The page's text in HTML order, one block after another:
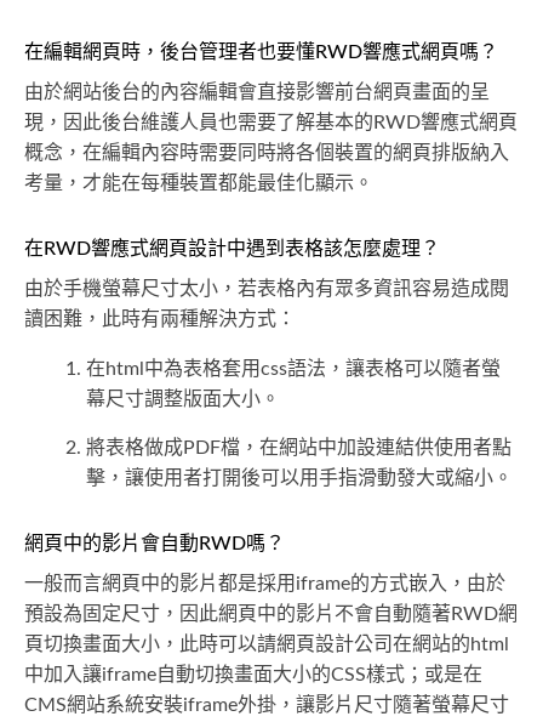
在編輯網頁時，後台管理者也要懂RWD響應式網頁嗎？
由於網站後台的內容編輯會直接影響前台網頁畫面的呈
現，因此後台維護人員也需要了解基本的RWD響應式網頁
概念，在編輯內容時需要同時將各個裝置的網頁排版納入
考量，才能在每種裝置都能最佳化顯示。
在RWD響應式網頁設計中遇到表格該怎麼處理？
由於手機螢幕尺寸太小，若表格內有眾多資訊容易造成閱
讀困難，此時有兩種解決方式：
在html中為表格套用css語法，讓表格可以隨者螢
幕尺寸調整版面大小。
將表格做成PDF檔，在網站中加設連結供使用者點
擊，讓使用者打開後可以用手指滑動發大或縮小。
網頁中的影片會自動RWD嗎？
一般而言網頁中的影片都是採用iframe的方式嵌入，由於
預設為固定尺寸，因此網頁中的影片不會自動隨著RWD網
頁切換畫面大小，此時可以請網頁設計公司在網站的html
中加入讓iframe自動切換畫面大小的CSS樣式；或是在
CMS網站系統安裝iframe外掛，讓影片尺寸隨著螢幕尺寸